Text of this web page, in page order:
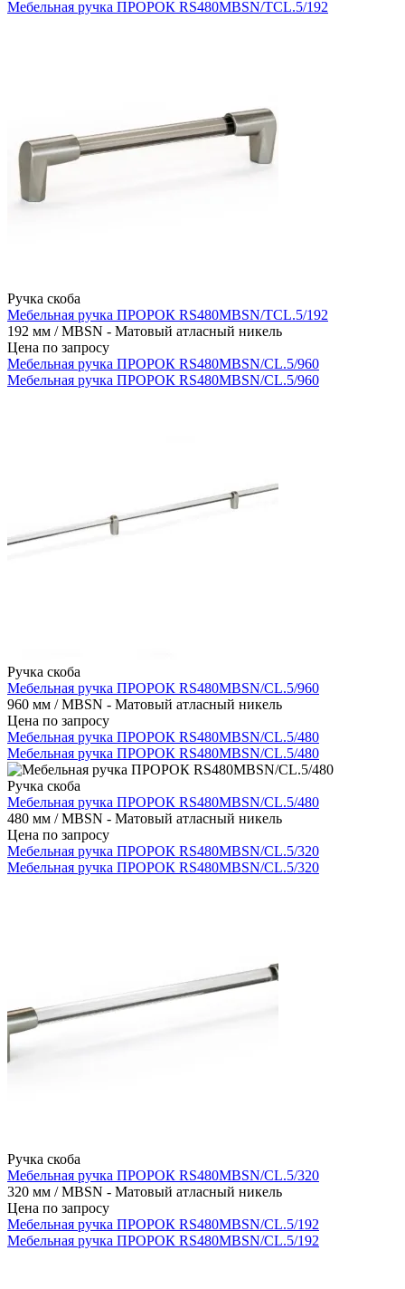
Мебельная ручка ПРОРОК RS480MBSN/TCL.5/192
Ручка скоба
Мебельная ручка ПРОРОК RS480MBSN/TCL.5/192
192 мм / MBSN - Матовый атласный никель
Цена по запросу
Мебельная ручка ПРОРОК RS480MBSN/CL.5/960
Мебельная ручка ПРОРОК RS480MBSN/CL.5/960
Ручка скоба
Мебельная ручка ПРОРОК RS480MBSN/CL.5/960
960 мм / MBSN - Матовый атласный никель
Цена по запросу
Мебельная ручка ПРОРОК RS480MBSN/CL.5/480
Мебельная ручка ПРОРОК RS480MBSN/CL.5/480
Ручка скоба
Мебельная ручка ПРОРОК RS480MBSN/CL.5/480
480 мм / MBSN - Матовый атласный никель
Цена по запросу
Мебельная ручка ПРОРОК RS480MBSN/CL.5/320
Мебельная ручка ПРОРОК RS480MBSN/CL.5/320
Ручка скоба
Мебельная ручка ПРОРОК RS480MBSN/CL.5/320
320 мм / MBSN - Матовый атласный никель
Цена по запросу
Мебельная ручка ПРОРОК RS480MBSN/CL.5/192
Мебельная ручка ПРОРОК RS480MBSN/CL.5/192